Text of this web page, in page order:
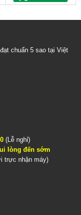
chuẩn 5 sao tại Việt
(Lễ nghỉ)
lòng đến sớm
trực nhận máy)